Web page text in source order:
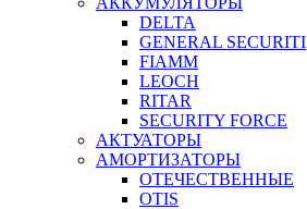
DELTA
GENERAL SECURITI
FIAMM
LEOCH
RITAR
SECURITY FORCE
АКТУАТОРЫ
АМОРТИЗАТОРЫ
ОТЕЧЕСТВЕННЫЕ
OTIS